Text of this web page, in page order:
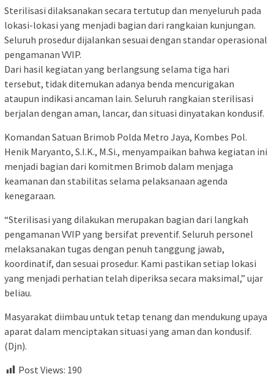
Sterilisasi dilaksanakan secara tertutup dan menyeluruh pada
lokasi-lokasi yang menjadi bagian dari rangkaian kunjungan.
Seluruh prosedur dijalankan sesuai dengan standar operasional
pengamanan VVIP.
Dari hasil kegiatan yang berlangsung selama tiga hari
tersebut, tidak ditemukan adanya benda mencurigakan
ataupun indikasi ancaman lain. Seluruh rangkaian sterilisasi
berjalan dengan aman, lancar, dan situasi dinyatakan kondusif.
Komandan Satuan Brimob Polda Metro Jaya, Kombes Pol.
Henik Maryanto, S.I.K., M.Si., menyampaikan bahwa kegiatan ini
menjadi bagian dari komitmen Brimob dalam menjaga
keamanan dan stabilitas selama pelaksanaan agenda
kenegaraan.
“Sterilisasi yang dilakukan merupakan bagian dari langkah
pengamanan VVIP yang bersifat preventif. Seluruh personel
melaksanakan tugas dengan penuh tanggung jawab,
koordinatif, dan sesuai prosedur. Kami pastikan setiap lokasi
yang menjadi perhatian telah diperiksa secara maksimal,” ujar
beliau.
Masyarakat diimbau untuk tetap tenang dan mendukung upaya
aparat dalam menciptakan situasi yang aman dan kondusif.
(Djn).
Post Views: 190